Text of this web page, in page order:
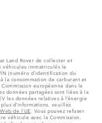
Land Rover de collecter et
véhicules immatriculés le
(numéro d’identification du
la consommation de carburant et
européenne dans le
données partagées sont liées à la
les données relatives à l’énergie
d’informations, veuillez
Web de l’UE. Vous pouvez refuser
véhicule avec la Commission.